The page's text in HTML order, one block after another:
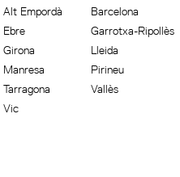
Alt Empordà
Barcelona
Ebre
Garrotxa-Ripollès
Girona
Lleida
Manresa
Pirineu
Tarragona
Vallès
Vic